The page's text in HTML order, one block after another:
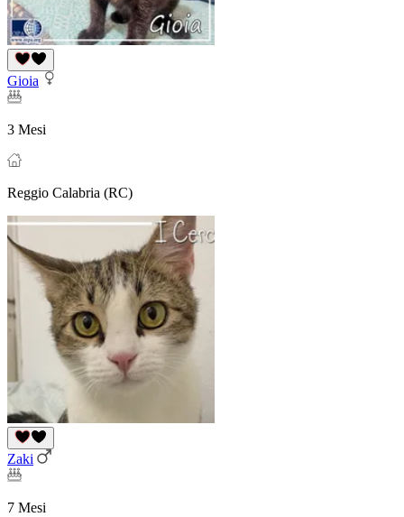
Gioia
3 Mesi
Reggio Calabria (RC)
Zaki
7 Mesi